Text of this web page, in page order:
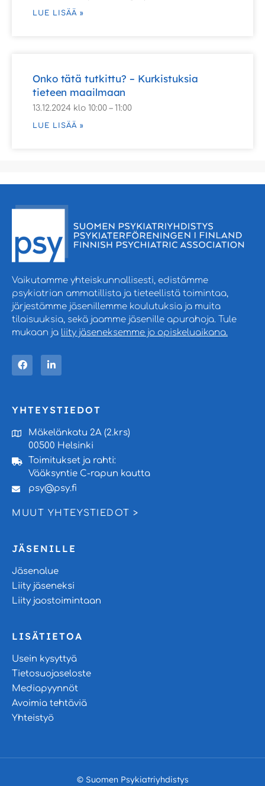
LUE LISÄÄ »
Onko tätä tutkittu? – Kurkistuksia
tieteen maailmaan
13.12.2024 klo 10:00 – 11:00
LUE LISÄÄ »
Vaikutamme yhteiskunnallisesti, edistämme
psykiatrian ammatillista ja tieteellistä toimintaa,
järjestämme jäsenillemme koulutuksia ja muita
tilaisuuksia, sekä jaamme jäsenille apurahoja. Tule
mukaan ja liity jäseneksemme jo opiskeluaikana.
YHTEYSTIEDOT
Mäkelänkatu 2A (2.krs)
00500 Helsinki
Toimitukset ja rahti:
Vääksyntie C-rapun kautta
psy@psy.fi
MUUT YHTEYSTIEDOT >
JÄSENILLE
Jäsenalue
Liity jäseneksi
Liity jaostoimintaan
LISÄTIETOA
Usein kysyttyä
Tietosuojaseloste
Mediapyynnöt
Avoimia tehtäviä
Yhteistyö
© Suomen Psykiatriyhdistys